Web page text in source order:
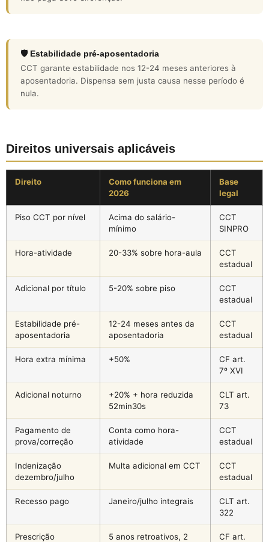
🛡️ Estabilidade pré-aposentadoria
CCT garante estabilidade nos 12-24 meses anteriores à
aposentadoria. Dispensa sem justa causa nesse período é
nula.
Direitos universais aplicáveis
Direito
Como funciona em
2026
Base
legal
Piso CCT por nível
Acima do salário-
mínimo
CCT
SINPRO
Hora-atividade 20-33% sobre hora-aula
CCT
estadual
Adicional por título 5-20% sobre piso
CCT
estadual
Estabilidade pré-
aposentadoria
12-24 meses antes da
aposentadoria
CCT
estadual
Hora extra mínima +50%
CF art.
7º XVI
Adicional noturno
+20% + hora reduzida
52min30s
CLT art.
73
Pagamento de
prova/correção
Conta como hora-
atividade
CCT
estadual
Indenização
dezembro/julho
Multa adicional em CCT
CCT
estadual
Recesso pago Janeiro/julho integrais
CLT art.
322
Prescrição
5 anos retroativos, 2
CF art.